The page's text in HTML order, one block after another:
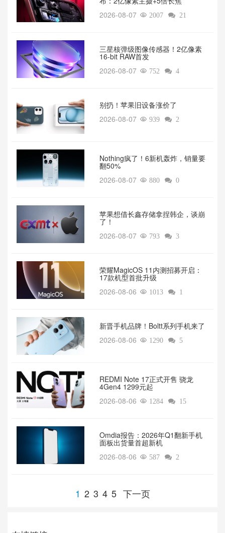
2026-08-07  2007  21
三星核弹级图像传感器！2亿像素
16-bit RAW首发
2026-08-07  752  4
别扔！苹果旧设备涨价了‌
2026-08-07  939  2
‌Nothing疯了！6新机轰炸，销量要
翻50%‌
2026-08-07  880  0
苹果想借长鑫存储拿捏韩企，谈崩
了！
2026-08-07  793  3
荣耀MagicOS 11内测招募开启：
17款机型首批升级
2026-08-06  1013  1
新晋手机品牌！Boltt系列手机来了
2026-08-06  1290  5
REDMI Note 17正式开售 骁龙
4Gen4 1299元起
2026-08-06  1284  15
Omdia报告：2026年Q1翻新手机
面板出货量首超新机
2026-08-06  587  2
1 2 3 4 5 下一页